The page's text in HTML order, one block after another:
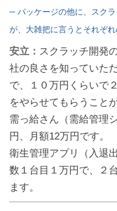
─ パッケージの他に、スク
が、大雑把に言うとそれぞ
安立： スクラッチ開発
社の良さを知っていた
で、１０万円くらいで
をやらせてもらうこと
需っ給さん（需給管理
円、月額12万円です。
衛生管理アプリ（入退
数１台目１万円で、２
ます。